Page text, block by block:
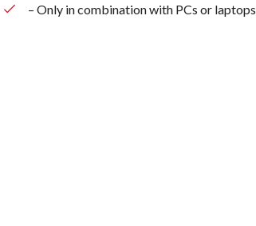
– Only in combination with PCs or laptops